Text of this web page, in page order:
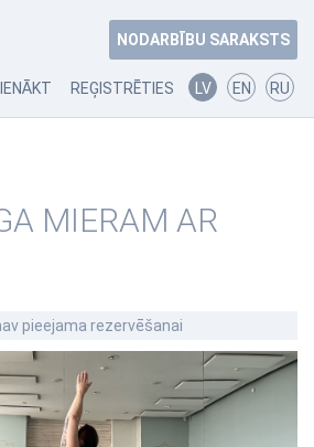
NODARBĪBU SARAKSTS
IENĀKT REĢISTRĒTIES LV EN RU
MIERAM AR
pieejama rezervēšanai